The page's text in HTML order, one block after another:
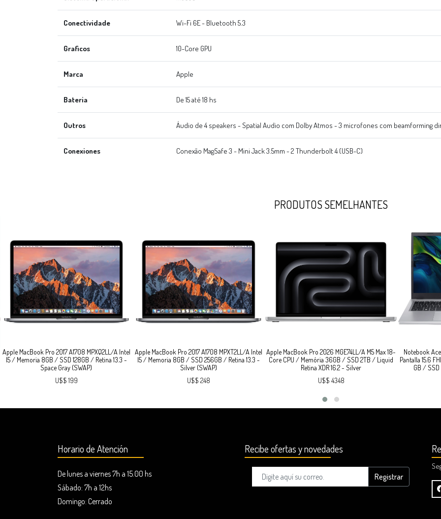
Conectividade Wi-Fi 6E - Bluetooth 5.3
Graficos 10-Core GPU
Marca Apple
Bateria De 15 até 18 hs
Outros Áudio de 4 speakers - Spatial Audio com Dolby Atmos - 3 microfones com beamforming
Conexiones Conexão MagSafe 3 - Mini Jack 3.5mm - 2 Thunderbolt 4 (USB-C)
PRODUTOS SEMELHANTES
Apple MacBook Pro 2017 A1708 MPXQ2LL/A Intel
I5 / Memoria 8GB / SSD 128GB / Retina 13.3 -
Space Gray (SWAP)
U$$ 199
Apple MacBook Pro 2017 A1708 MPXT2LL/A Intel
I5 / Memoria 8GB / SSD 256GB / Retina 13.3 -
Silver (SWAP)
U$$ 248
Apple MacBook Pro 2026 MGE74LL/A M5 Max 18-
Core CPU / Memória 36GB / SSD 2TB / Liquid
Retina XDR 16.2 - Silver
U$$ 4348
Notebook
Pantalla 15.6
GB / SSD
Horario de Atención
De lunes a viernes 7h a 15.00 hs
Sábado: 7h a 12hs
Domingo: Cerrado
Recibe ofertas y novedades
Registrar